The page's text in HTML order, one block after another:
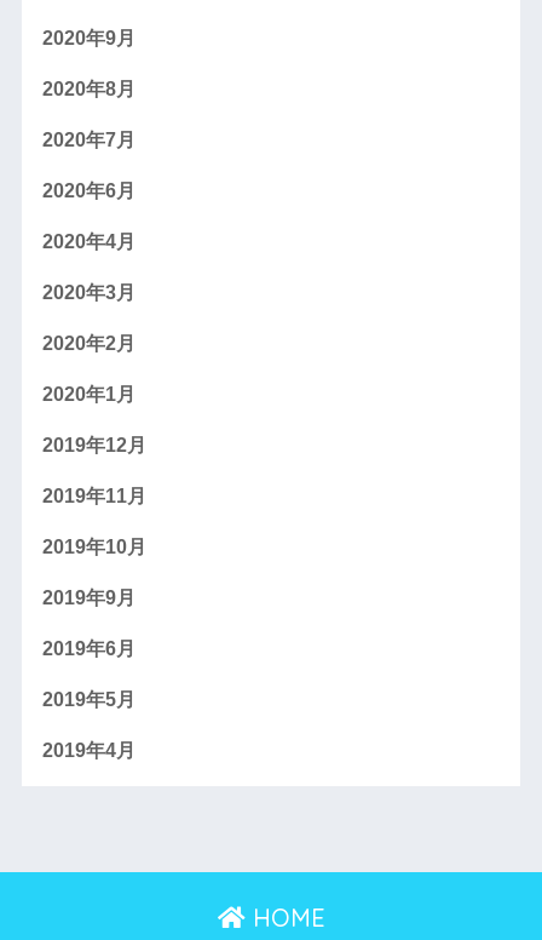
2020年9月
2020年8月
2020年7月
2020年6月
2020年4月
2020年3月
2020年2月
2020年1月
2019年12月
2019年11月
2019年10月
2019年9月
2019年6月
2019年5月
2019年4月
HOME